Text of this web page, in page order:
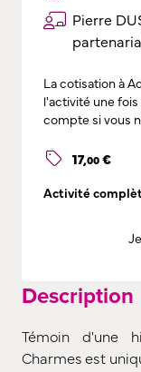
Description
Témoin d'une
Charmes est
Pierre
La cotisation à
l'activité une
compte si vous
17,00€
Activité